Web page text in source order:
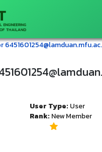
User Type: User
Rank: New Member